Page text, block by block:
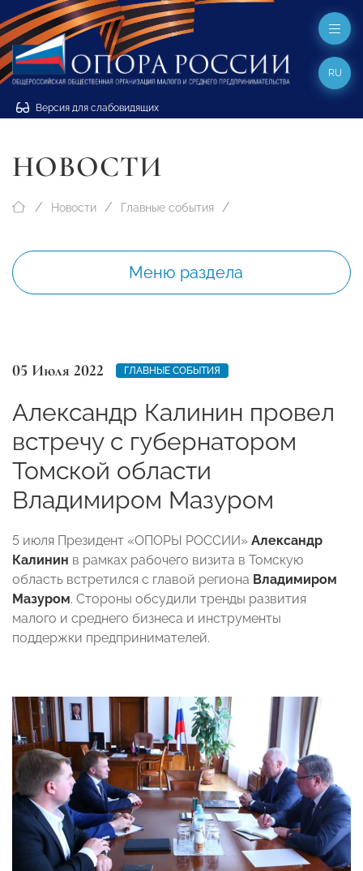
Версия для слабовидящих
RU
НОВОСТИ
Новости Главные события
Меню раздела
05 Июля 2022 ГЛАВНЫЕ СОБЫТИЯ
Александр Калинин провел
встречу с губернатором
Томской области
Владимиром Мазуром
5 июля Президент «ОПОРЫ РОССИИ» Александр
Калинин в рамках рабочего визита в Томскую
область встретился с главой региона Владимиром
Мазуром. Стороны обсудили тренды развития
малого и среднего бизнеса и инструменты
поддержки предпринимателей.